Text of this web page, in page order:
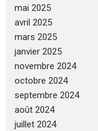
mai 2025
avril 2025
mars 2025
janvier 2025
novembre 2024
octobre 2024
septembre 2024
août 2024
juillet 2024